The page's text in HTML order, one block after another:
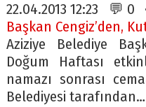
22.04.2013 12:23 💬 0
Başkan Cengiz’den,
Aziziye Belediye
Doğum Haftası
namazı sonrası
Belediyesi tarafından…